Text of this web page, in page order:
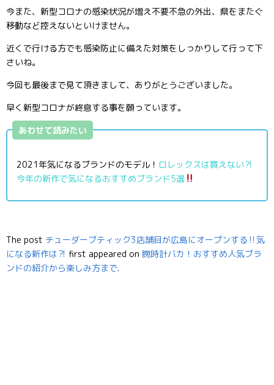
今また、新型コロナの感染状況が増え不要不急の外出、県をまたぐ
移動など控えないといけません。
近くで行ける方でも感染防止に備えた対策をしっかりして行って下
さいね。
今回も最後まで見て頂きまして、ありがとうございました。
早く新型コロナが終息する事を願っています。
あわせて読みたい
2021年気になるブランドのモデル！ ロレックスは買えない⁈
今年の新作で気になるおすすめブランド5選
The post チューダーブティック3店舗目が広島にオープンする‼気
になる新作は⁈ first appeared on 腕時計バカ！おすすめ人気ブラ
ンドの紹介から楽しみ方まで.